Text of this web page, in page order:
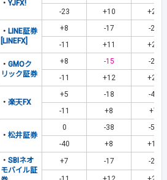
・ YJFX!
-23
+10 +22
・ LINE証券
[LINEFX]
+8 -17
-27
-11
+11 +24
・ GMOク
リック証券
+8 -15
-29
-11
+12 +26
・ 楽天FX
+5 -18
-40
-11
+8 +7
・ 松井証券
0 -38
-59
-40
+8 +19
・ SBIネオ
モバイル証
+7 -17 -27